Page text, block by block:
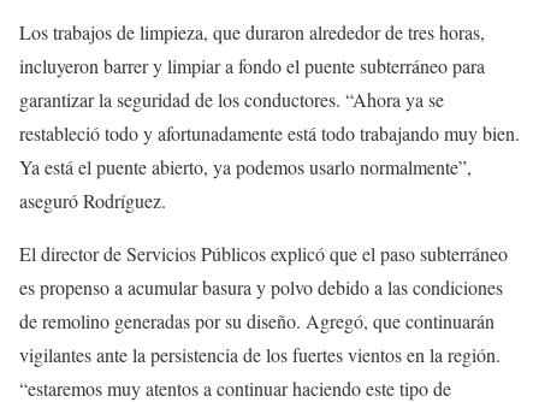
Los trabajos de limpieza, que duraron alrededor de tres horas,
incluyeron barrer y limpiar a fondo el puente subterráneo para
garantizar la seguridad de los conductores. “Ahora ya se
restableció todo y afortunadamente está todo trabajando muy bien.
Ya está el puente abierto, ya podemos usarlo normalmente”,
aseguró Rodríguez.
El director de Servicios Públicos explicó que el paso subterráneo
es propenso a acumular basura y polvo debido a las condiciones
de remolino generadas por su diseño. Agregó, que continuarán
vigilantes ante la persistencia de los fuertes vientos en la región.
“estaremos muy atentos a continuar haciendo este tipo de